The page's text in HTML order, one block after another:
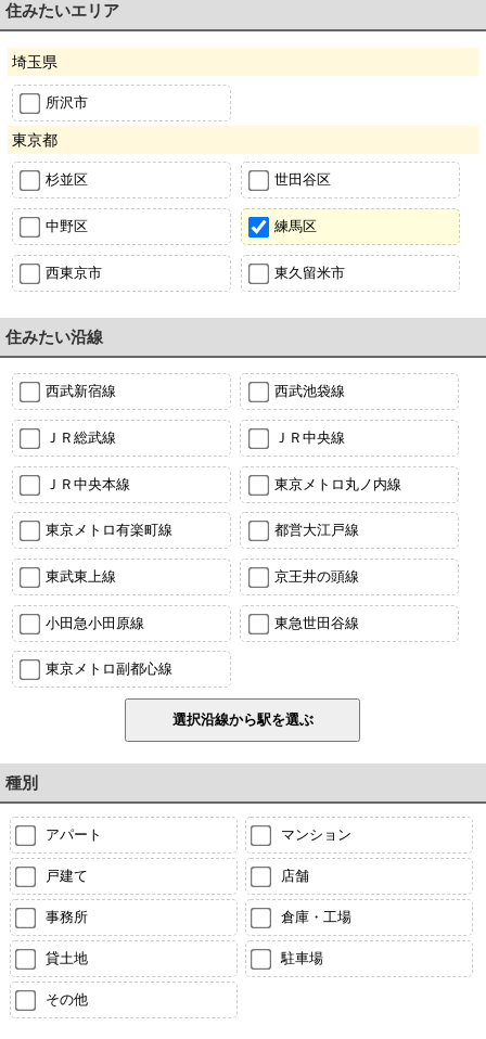
住みたいエリア
埼玉県
所沢市
東京都
杉並区 世田谷区
中野区 練馬区
西東京市 東久留米市
住みたい沿線
西武新宿線 西武池袋線
ＪＲ総武線 ＪＲ中央線
ＪＲ中央本線 東京メトロ丸ノ内線
東京メトロ有楽町線 都営大江戸線
東武東上線 京王井の頭線
小田急小田原線 東急世田谷線
東京メトロ副都心線
種別
アパート マンション
戸建て 店舗
事務所 倉庫・工場
貸土地 駐車場
その他